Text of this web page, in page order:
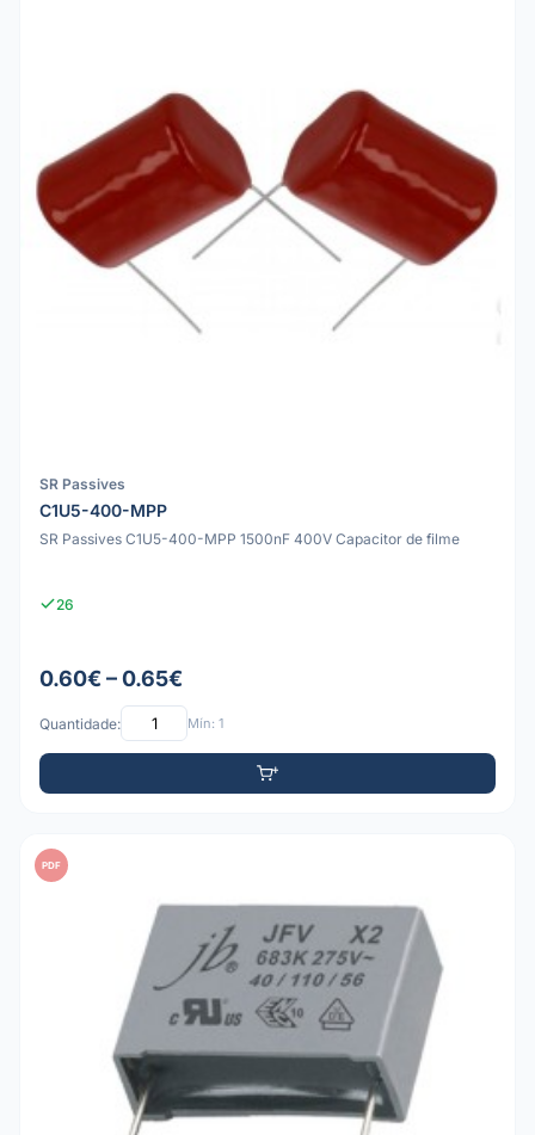
SR Passives
C1U5-400-MPP
SR Passives C1U5-400-MPP 1500nF 400V Capacitor de filme
26
0.60€ – 0.65€
Quantidade: Mín: 1
PDF